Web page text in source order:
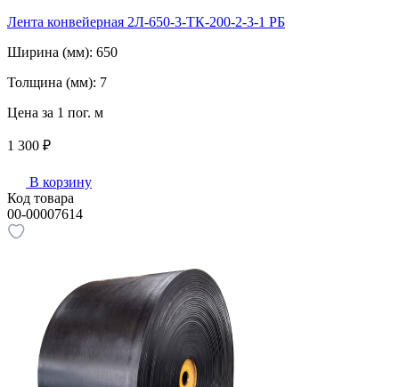
Лента конвейерная 2Л-650-3-ТК-200-2-3-1 РБ
Ширина (мм): 650
Толщина (мм): 7
Цена за 1 пог. м
1 300 ₽
В корзину
Код товара
00-00007614